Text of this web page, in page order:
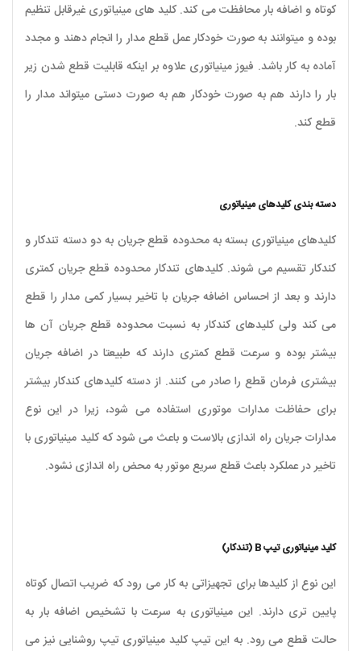
کوتاه و اضافه بار محافظت می کند. کلید های مینیاتوری غیرقابل تنظیم
بوده و میتوانند به صورت خودکار عمل قطع مدار را انجام دهند و مجدد
آماده به کار باشد. فیوز مینیاتوری علاوه بر اینکه قابلیت قطع شدن زیر
بار را دارند هم به صورت خودکار هم به صورت دستی میتواند مدار را
قطع کند.
دسته بندی کلیدهای مینیاتوری
کلیدهای مینیاتوری بسته به محدوده قطع جریان به دو دسته تندکار و
کندکار تقسیم می شوند. کلیدهای تندکار محدوده قطع جریان کمتری
دارند و بعد از احساس اضافه جریان با تاخیر بسیار کمی مدار را قطع
می کند ولی کلیدهای کندکار به نسبت محدوده قطع جریان آن ها
بیشتر بوده و سرعت قطع کمتری دارند که طبیعتا در اضافه جریان
بیشتری فرمان قطع را صادر می کنند. از دسته کلیدهای کندکار بیشتر
برای حفاظت مدارات موتوری استفاده می شود، زیرا در این نوع
مدارات جریان راه اندازی بالاست و باعث می شود که کلید مینیاتوری با
تاخیر در عملکرد باعث قطع سریع موتور به محض راه اندازی نشود.
کلید مینیاتوری تیپ B (تندکار)
این نوع از کلیدها برای تجهیزاتی به کار می رود که ضریب اتصال کوتاه
پایین تری دارند. این مینیاتوری به سرعت با تشخیص اضافه بار به
حالت قطع می رود. به این تیپ کلید مینیاتوری تیپ روشنایی نیز می